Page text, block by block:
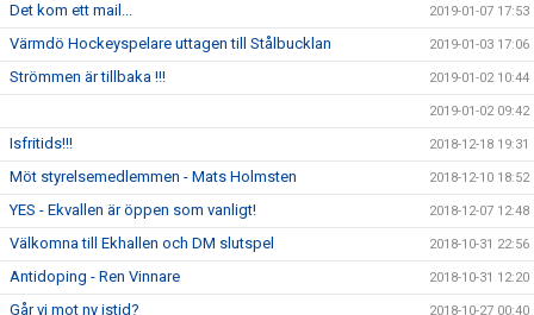
Det kom ett mail... 2019-01-07 17:53
Värmdö Hockeyspelare uttagen till Stålbucklan 2019-01-03 17:06
Strömmen är tillbaka !!! 2019-01-02 10:44
2019-01-02 09:42
Isfritids!!! 2018-12-18 19:31
Möt styrelsemedlemmen - Mats Holmsten 2018-12-10 18:52
YES - Ekvallen är öppen som vanligt! 2018-12-07 12:48
Välkomna till Ekhallen och DM slutspel 2018-10-31 22:56
Antidoping - Ren Vinnare 2018-10-31 12:20
Går vi mot ny istid? 2018-10-27 00:40